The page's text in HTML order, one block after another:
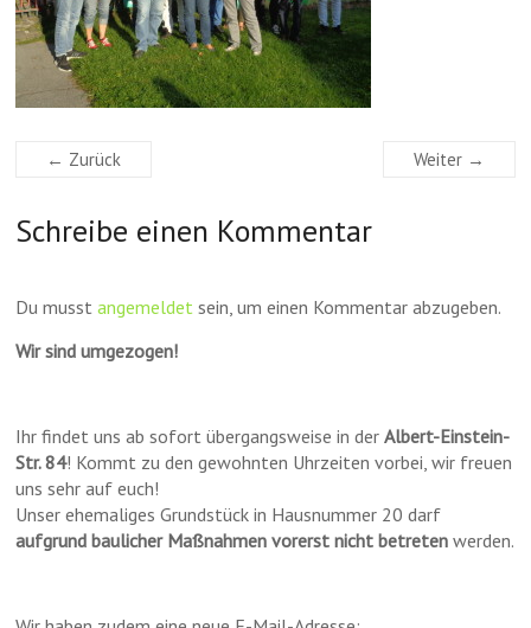
← Zurück Weiter →
Schreibe einen Kommentar
Du musstangemeldet sein, um einen Kommentar abzugeben.
Wir sind umgezogen!
Ihr findet uns ab sofort übergangsweise in derAlbert-Einstein-
Str. 84! Kommt zu den gewohnten Uhrzeiten vorbei, wir freuen
uns sehr auf euch!
Unser ehemaliges Grundstück in Hausnummer 20 darf
aufgrund baulicher Maßnahmen vorerst nicht betreten werden.